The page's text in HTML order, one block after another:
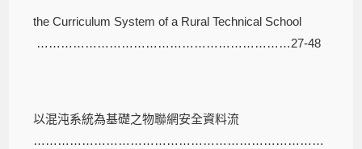
the Curriculum System of a Rural Technical School
………………………………………………………27-48
以混沌系統為基礎之物聯網安全資料流
………………………………………………………………